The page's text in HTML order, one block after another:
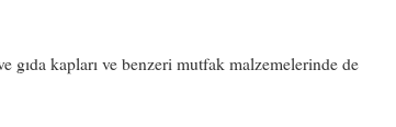
gıda kapları ve benzeri mutfak malzemelerinde de